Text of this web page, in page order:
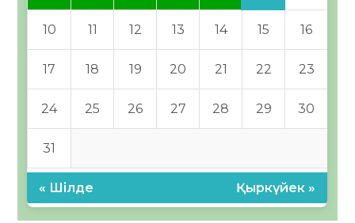
10 11 12 13 14 15 16
17 18 19 20 21 22 23
24 25 26 27 28 29 30
31
« Шілде Қыркүйек »